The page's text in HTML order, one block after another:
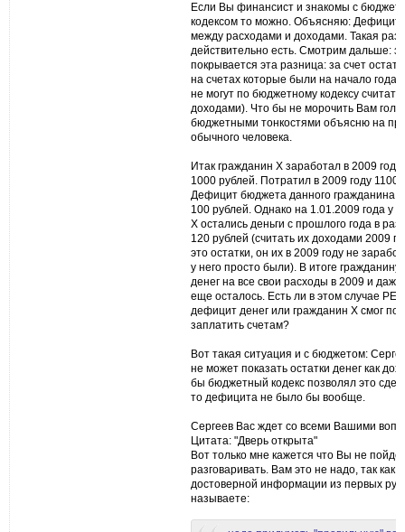
Если Вы финансист и знакомы с
кодексом то можно. Объясняю: Дефицит:
между расходами и доходами. Такая
действительно есть. Смотрим дальше: за
покрывается эта разница: за счет
на счетах которые были на начало года
не могут по бюджетному кодексу
доходами). Что бы не морочить Вам
бюджетными тонкостями объясню на
обычного человека.
Итак гражданин Х заработал в 2009 году
1000 рублей. Потратил в 2009 году 1100
Дефицит бюджета данного гражданина
100 рублей. Однако на 1.01.2009 года у
Х остались деньги с прошлого года в
120 рублей (считать их доходами 2009
это остатки, он их в 2009 году не
у него просто были). В итоге гражданину
денег на все свои расходы в 2009 и даже
еще осталось. Есть ли в этом случае
дефицит денег или гражданин Х смог по
заплатить счетам?
Вот такая ситуация и с бюджетом:
не может показать остатки денег как
бы бюджетный кодекс позволял это
то дефицита не было бы вообще.
Сергеев Вас ждет со всеми Вашими
Цитата: "Дверь открыта"
Вот только мне кажется что Вы не
разговаривать. Вам это не надо, так как
достоверной информации из первых
называете: